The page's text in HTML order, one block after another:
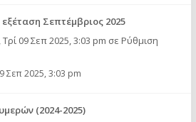
Σεπτέμβριος 2025
,Τρί 09 Σεπ 2025, 3:03 pm σε Ρύθμιση
Σεπ 2025, 3:03 pm
(2024-2025)